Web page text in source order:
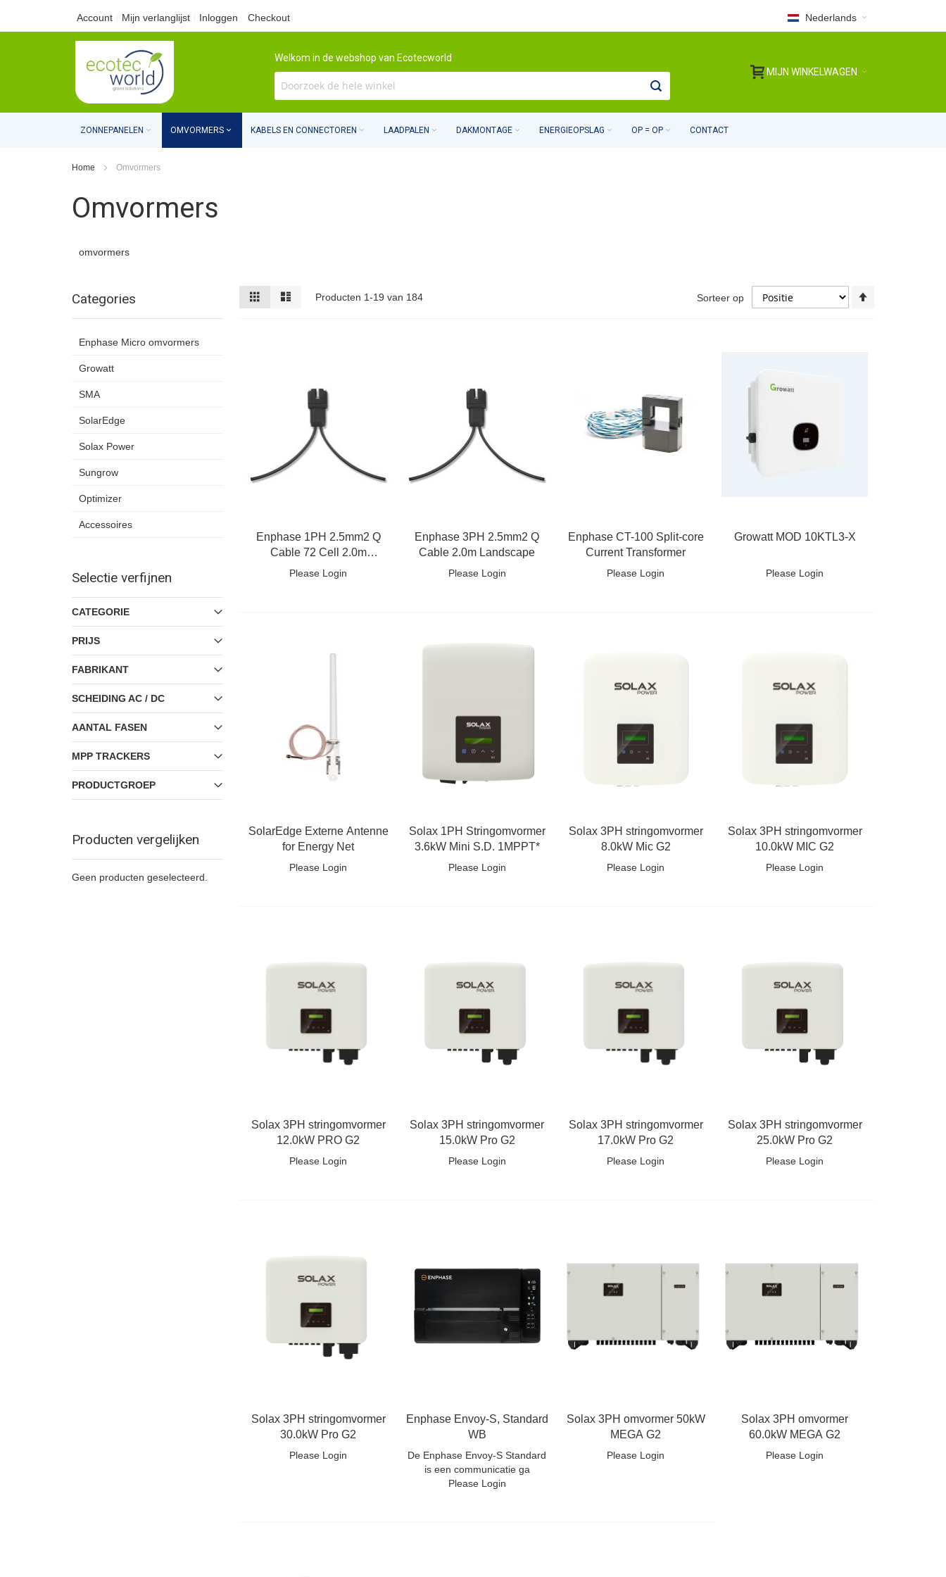
Ga
inhoud
Account Mijn verlanglijst Inloggen Checkout Nederlands
Welkom in de webshop van Ecotecworld
MIJN WINKELWAGEN
ZONNEPANELEN OMVORMERS KABELS EN CONNECTOREN LAADPALEN DAKMONTAGE ENERGIEOPSLAG OP = OP CONTACT
Home Omvormers
Omvormers
omvormers
Tonen
als
Foto-
tabel
Producten 1-19 van 184 Sorteer op
Enphase 1PH 2.5mm2 Q
Cable 72 Cell 2.0m
Landscape
Please Login
Enphase 3PH 2.5mm2 Q
Cable 2.0m Landscape
Please Login
Enphase CT-100 Split-core
Current Transformer
Please Login
Growatt MOD 10KTL3-X
Please Login
SolarEdge Externe Antenne
for Energy Net
Please Login
Solax 1PH Stringomvormer
3.6kW Mini S.D. 1MPPT*
Please Login
Solax 3PH stringomvormer
8.0kW Mic G2
Please Login
Solax 3PH stringomvormer
10.0kW MIC G2
Please Login
Solax 3PH stringomvormer
12.0kW PRO G2
Please Login
Solax 3PH stringomvormer
15.0kW Pro G2
Please Login
Solax 3PH stringomvormer
17.0kW Pro G2
Please Login
Solax 3PH stringomvormer
25.0kW Pro G2
Please Login
Solax 3PH stringomvormer
30.0kW Pro G2
Please Login
Enphase Envoy-S, Standard
WB
De Enphase Envoy-S Standard
is een communicatie ga
Please Login
Solax 3PH omvormer 50kW
MEGA G2
Please Login
Solax 3PH omvormer
60.0kW MEGA G2
Please Login
Categories
Enphase Micro omvormers
Growatt
SMA
SolarEdge
Solax Power
Sungrow
Optimizer
Accessoires
Selectie verfijnen
CATEGORIE
PRIJS
FABRIKANT
SCHEIDING AC / DC
AANTAL FASEN
MPP TRACKERS
PRODUCTGROEP
Producten vergelijken
Geen producten geselecteerd.